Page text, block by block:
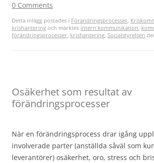
0 Comments
Detta inlägg postades i Förändringsprocesser,
krishantering och märktes intern kommunikation,
förändringsprocesser, krishantering, Socialstyrelsen
Osäkerhet som resultat av
förändringsprocesser
När en förändringsprocess drar igång
involverade parter (anställda såväl som
leverantörer) osäkerhet, oro, stress och